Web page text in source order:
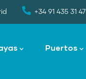
+34 91 435 31 47
Puertos